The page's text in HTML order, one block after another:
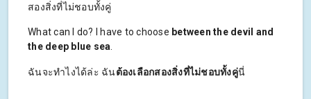
สองสิ่งที่ไม่ชอบทั้งคู่
What can I do? I have to choose between the devil and
the deep blue sea
ฉันจะทำไงได้ล่ะ ฉันต้องเลือกสองสิ่งที่ไม่ชอบทั้งคู่นี่